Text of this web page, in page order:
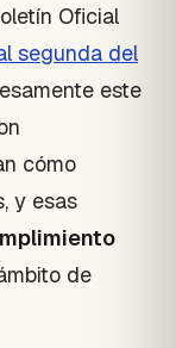
Oficial
segunda del
este
cómo
y esas
de